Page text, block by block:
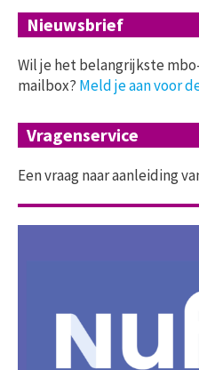
Nieuwsbrief
Wil je het belangrijkste
mailbox? Meld je aan voor
Vragenservice
Een vraag naar aanleiding